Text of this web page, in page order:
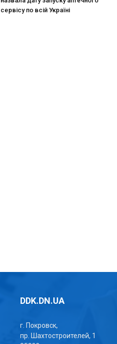
сервісу по всій Україні
DDK.DN.UA
г. Покровск,
пр. Шахтостроителей, 1